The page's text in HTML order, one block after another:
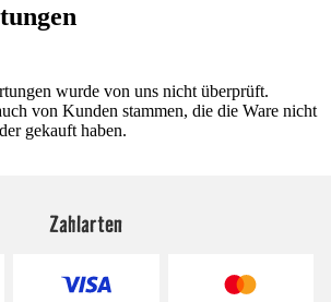
wurde von uns nicht überprüft.
von Kunden stammen, die die Ware nicht
gekauft haben.
Zahlarten